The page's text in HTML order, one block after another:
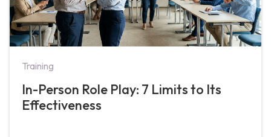
Training
In-Person Role Play: 7 Limits to Its
Effectiveness